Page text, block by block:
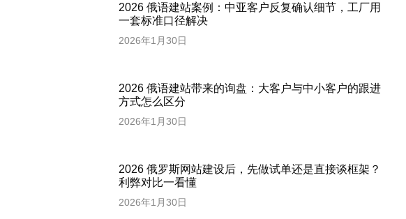
2026 俄语建站案例：中亚客户反复确认细节，工厂用
一套标准口径解决
2026年1月30日
2026 俄语建站带来的询盘：大客户与中小客户的跟进
方式怎么区分
2026年1月30日
2026 俄罗斯网站建设后，先做试单还是直接谈框架？
利弊对比一看懂
2026年1月30日